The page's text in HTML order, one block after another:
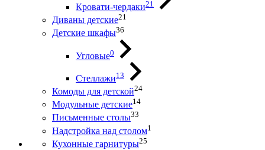
Кровати-чердаки21
Диваны детские21
Детские шкафы36
Угловые0
Стеллажи13
Комоды для детской24
Модульные детские14
Письменные столы33
Надстройка над столом1
Кухонные гарнитуры25